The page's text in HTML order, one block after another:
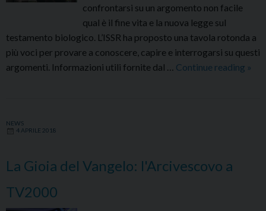
confrontarsi su un argomento non facile
qual è il fine vita e la nuova legge sul
testamento biologico. L’ISSR ha proposto una tavola rotonda a
più voci per provare a conoscere, capire e interrogarsi su questi
argomenti. Informazioni utili fornite dal … Continue reading Alla
»
NEWS
4 APRILE 2018
La Gioia del Vangelo: l'Arcivescovo a
TV2000